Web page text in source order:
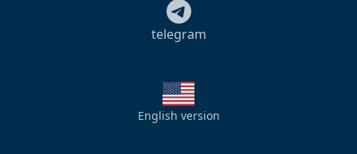
telegram
English version